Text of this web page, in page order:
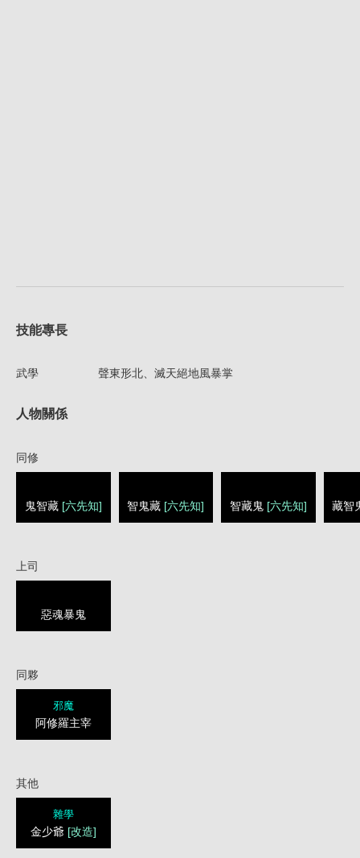
技能專長
武學 聲東形北、滅天絕地風暴掌
人物關係
同修
鬼智藏 [六先知] 智鬼藏 [六先知] 智藏鬼 [六先知] 藏智
上司
惡魂暴鬼
同夥
邪魔
阿修羅主宰
其他
雜學
金少爺 [改造]